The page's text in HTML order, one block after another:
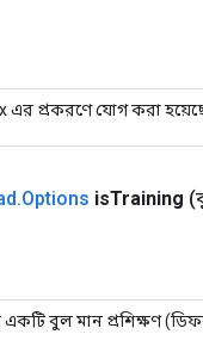
এর প্রকরণে যোগ করা
.Options isTraining
বুল মান প্রশিক্ষণ